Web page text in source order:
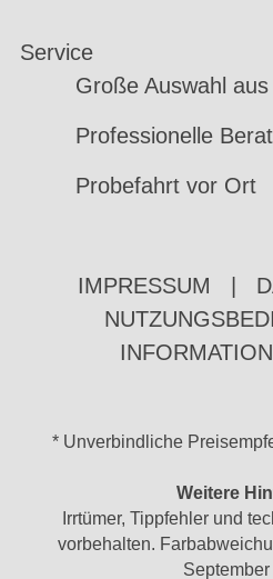
Service
Große Auswahl
Professionelle
Probefahrt vor Ort
IMPRESSUM
* Unverbindliche
Weitere
Irrtümer, Tippfehler und
vorbehalten.